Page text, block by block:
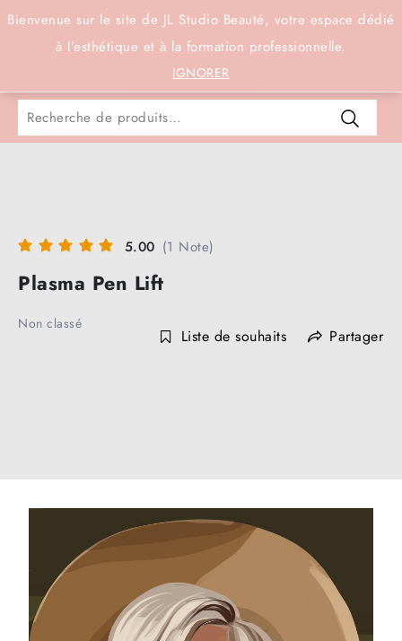
Bienvenue sur le site de JL Studio Beauté, votre espace dédié
à l’esthétique et à la formation professionnelle.
IGNORER
Connexion
5.00 (1 Note)
Plasma Pen Lift
Non classé
Liste de souhaits Partager